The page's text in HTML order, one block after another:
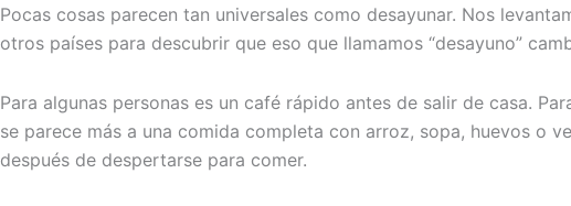
Pocas cosas parecen tan universales como desayunar. Nos
otros países para descubrir que eso que llamamos “desayuno”
Para algunas personas es un café rápido antes de salir de casa.
se parece más a una comida completa con arroz, sopa, huevos o
después de despertarse para comer.